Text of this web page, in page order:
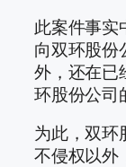
此案件事实
向双环股份
外，还在已
环股份公司
为此，双环
不侵权以外